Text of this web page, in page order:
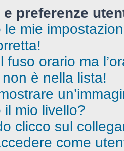
preferenze
le mie
fuso orario ma
è nella lista!
il mio livello?
clicco sul
come